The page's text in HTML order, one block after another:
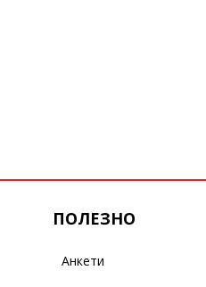
ПОЛЕЗНО
Анкети